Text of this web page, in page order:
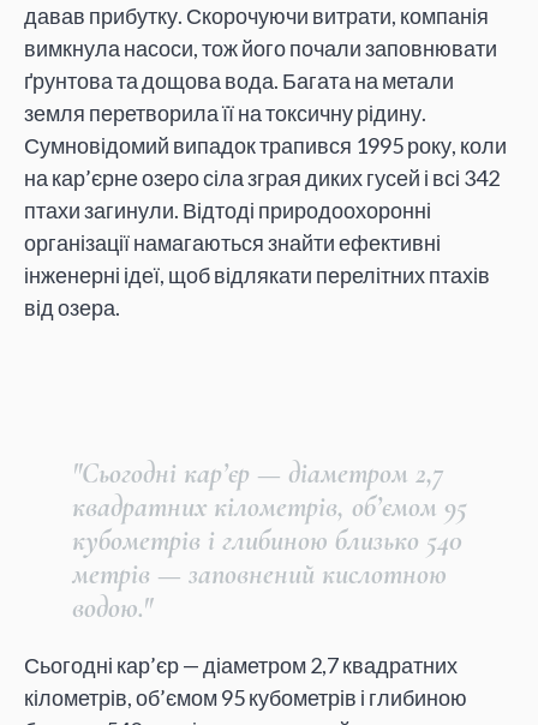
давав прибутку. Скорочуючи витрати, компанія
вимкнула насоси, тож його почали заповнювати
ґрунтова та дощова вода. Багата на метали
земля перетворила її на токсичну рідину.
Сумновідомий випадок трапився 1995 року, коли
на кар’єрне озеро сіла зграя диких гусей і всі 342
птахи загинули. Відтоді природоохоронні
організації намагаються знайти ефективні
інженерні ідеї, щоб відлякати перелітних птахів
від озера.
"Сьогодні кар’єр — діаметром 2,7
квадратних кілометрів, об’ємом 95
кубометрів і глибиною близько 540
метрів — заповнений кислотною
водою."
Сьогодні кар’єр — діаметром 2,7 квадратних
кілометрів, об’ємом 95 кубометрів і глибиною